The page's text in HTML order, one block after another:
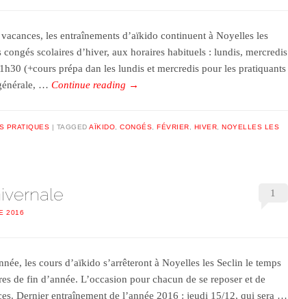
les entraînements d’aïkido continuent à Noyelles les
congés scolaires d’hiver, aux horaires habituels : lundis, mercredis
(+cours prépa dan les lundis et mercredis pour les pratiquants
… Continue reading →
PRATIQUES TAGGED AÏKIDO CONGÉS FÉVRIER HIVER NOYELLES LES
2016
1
les cours d’aïkido s’arrêteront à Noyelles les Seclin le temps
de fin d’année. L’occasion pour chacun de se reposer et de
Dernier entraînement de l’année 2016 : jeudi 15/12, qui sera …